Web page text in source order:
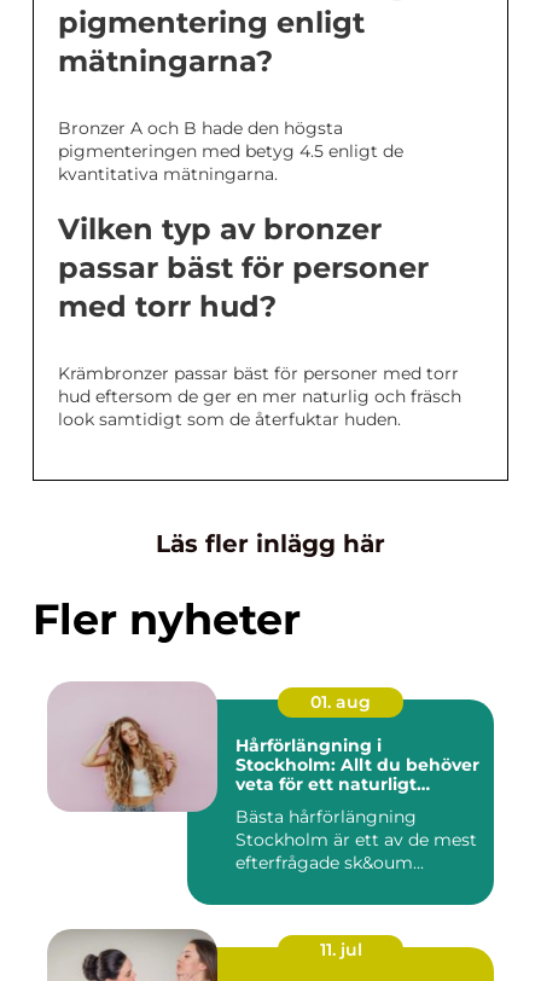
pigmentering enligt
mätningarna?
Bronzer A och B hade den högsta
pigmenteringen med betyg 4.5 enligt de
kvantitativa mätningarna.
Vilken typ av bronzer
passar bäst för personer
med torr hud?
Krämbronzer passar bäst för personer med torr
hud eftersom de ger en mer naturlig och fräsch
look samtidigt som de återfuktar huden.
Läs fler inlägg här
Fler nyheter
01. aug
Hårförlängning i
Stockholm: Allt du behöver
veta för ett naturligt
Bästa hårförlängning
Stockholm är ett av de mest
efterfrågade sk&oum...
11. jul